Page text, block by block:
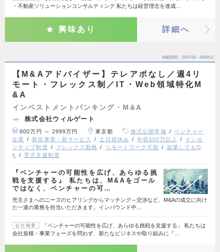
・不動産ソリューションコンサルティング 私たちは経営理念を達成…
興味あり 詳細へ
掲載期間 26/07/30～26/08/12
【M&Aアドバイザー】テレアポなし／週4リ
モート・フレックス制／IT・Web領域特化M
&A
インベストメントバンキング・M&A
株式会社ウィルゲート
800万円 ～ 2999万円 東京都 株式公開準備
ベンチャー
企業
新規事業・新サービス 土日祝休み 年収600万以上
インセ
ンティブ制度
フレックス勤務 リモートワーク可能
副業してもO
K
育児支援制度
『ベンチャーの可能性を広げ、あらゆる挑
戦を支援する』 私たちは、M&Aをゴール
ではなく、ベンチャーの可…
売主さまへのニーズのヒアリングからマッチング～交渉など、M&Aの成立に向け
た一連の業務を担当いただきます。インバウンド中…
会社概要
「ベンチャーの可能性を広げ、あらゆる挑戦を支援する」 私たちは
会社規模・事業フェーズを問わず、新たなビジネスや取り組みに『…